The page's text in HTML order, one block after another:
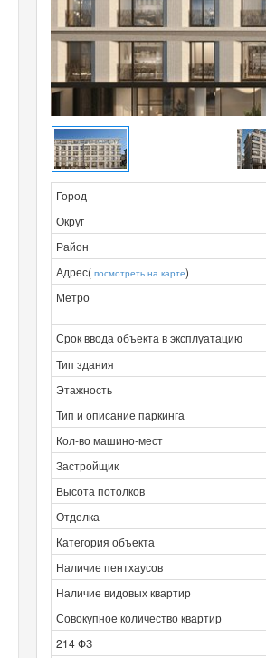
Город
Округ
Район
Адрес( посмотреть на карте)
Метро
Срок ввода объекта в эксплуатацию
Тип здания
Этажность
Тип и описание паркинга
Кол-во машино-мест
Застройщик
Высота потолков
Отделка
Категория объекта
Наличие пентхаусов
Наличие видовых квартир
Совокупное количество квартир
214 ФЗ